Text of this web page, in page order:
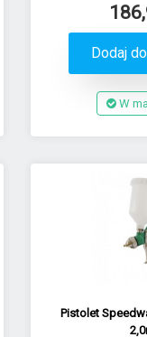
Dodaj
W
Pistolet